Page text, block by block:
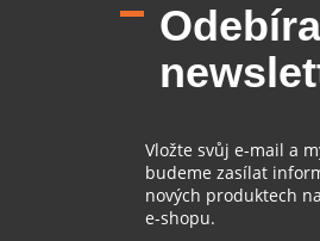
Vložte svůj e-mail a
budeme zasílat
nových produktech
e-shopu.